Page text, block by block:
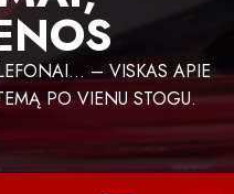
– VISKAS APIE
PO VIENU STOGU.